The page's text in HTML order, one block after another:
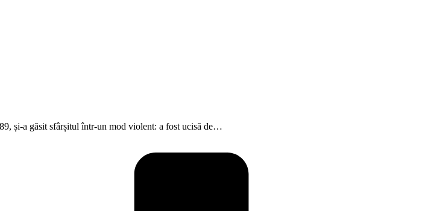
și-a găsit sfârșitul într-un mod violent: a fost ucisă de…